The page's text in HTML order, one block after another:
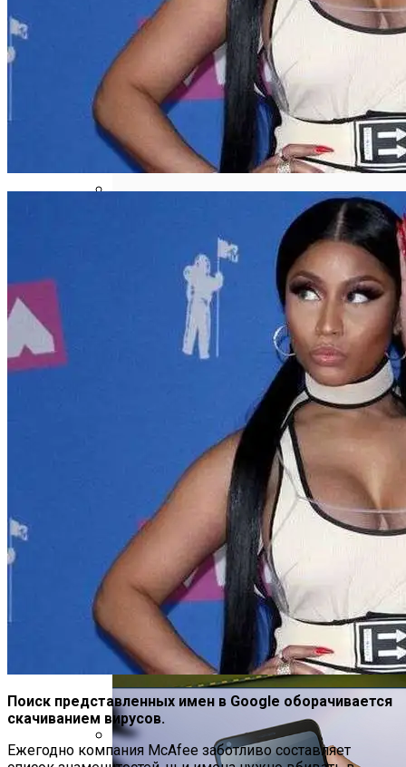
Телескоп «Хаббл» Показал Необычную
Галактику
Ученые Назвали Новую Смертельную
Угрозу Для Человечества
Як Збільшити Продуктивність IPad
Google Вновь Привлекут К
Ответственности За Повторное
Неудаление Запрещённых Материалов
Идеальный Помощник На Кухне: Как
Выбрать Хороший Блендер
Поиск представленных имен в Google оборачивается
скачиванием вирусов.
Ежегодно компания McAfee заботливо составляет